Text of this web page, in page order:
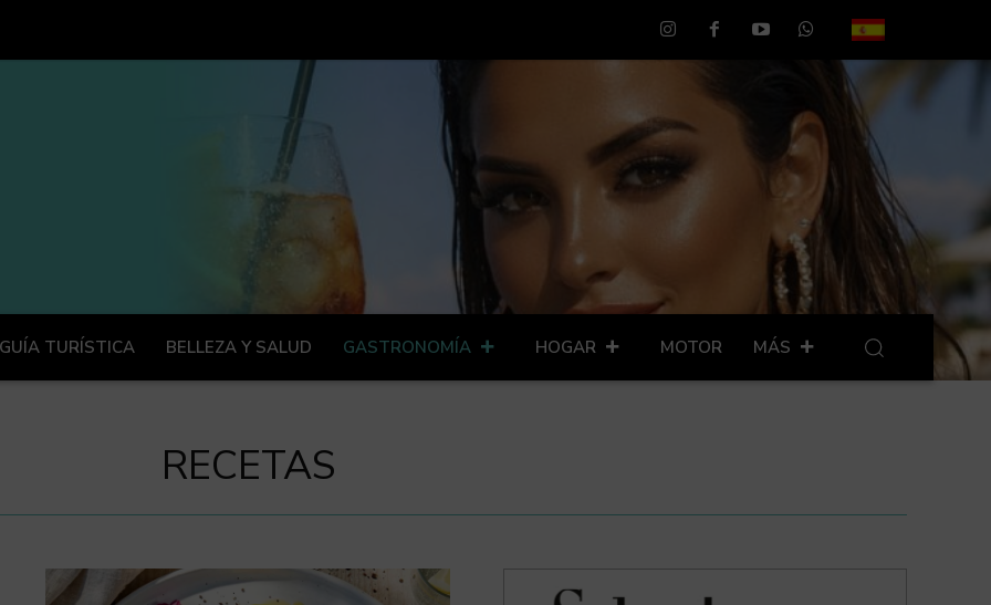
GUÍA TURÍSTICA BELLEZA Y SALUD GASTRONOMÍA HOGAR MOTOR MÁS
RECETAS